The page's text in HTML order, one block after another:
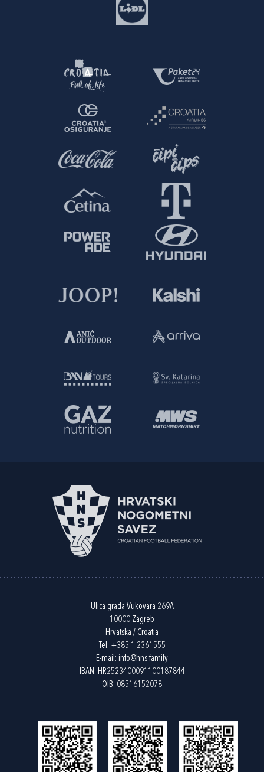
Ulica grada Vukovara 269A
10000 Zagreb
Hrvatska / Croatia
Tel: +385 1 2361555
E-mail: info@hns.family
IBAN: HR2523400091100187844
OIB: 08516152078